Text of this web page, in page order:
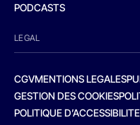
PODCASTS
LEGAL
CGVMENTIONS LEGALES
GESTION DES COOKIES
POLITIQUE D’ACCESSIBILITE